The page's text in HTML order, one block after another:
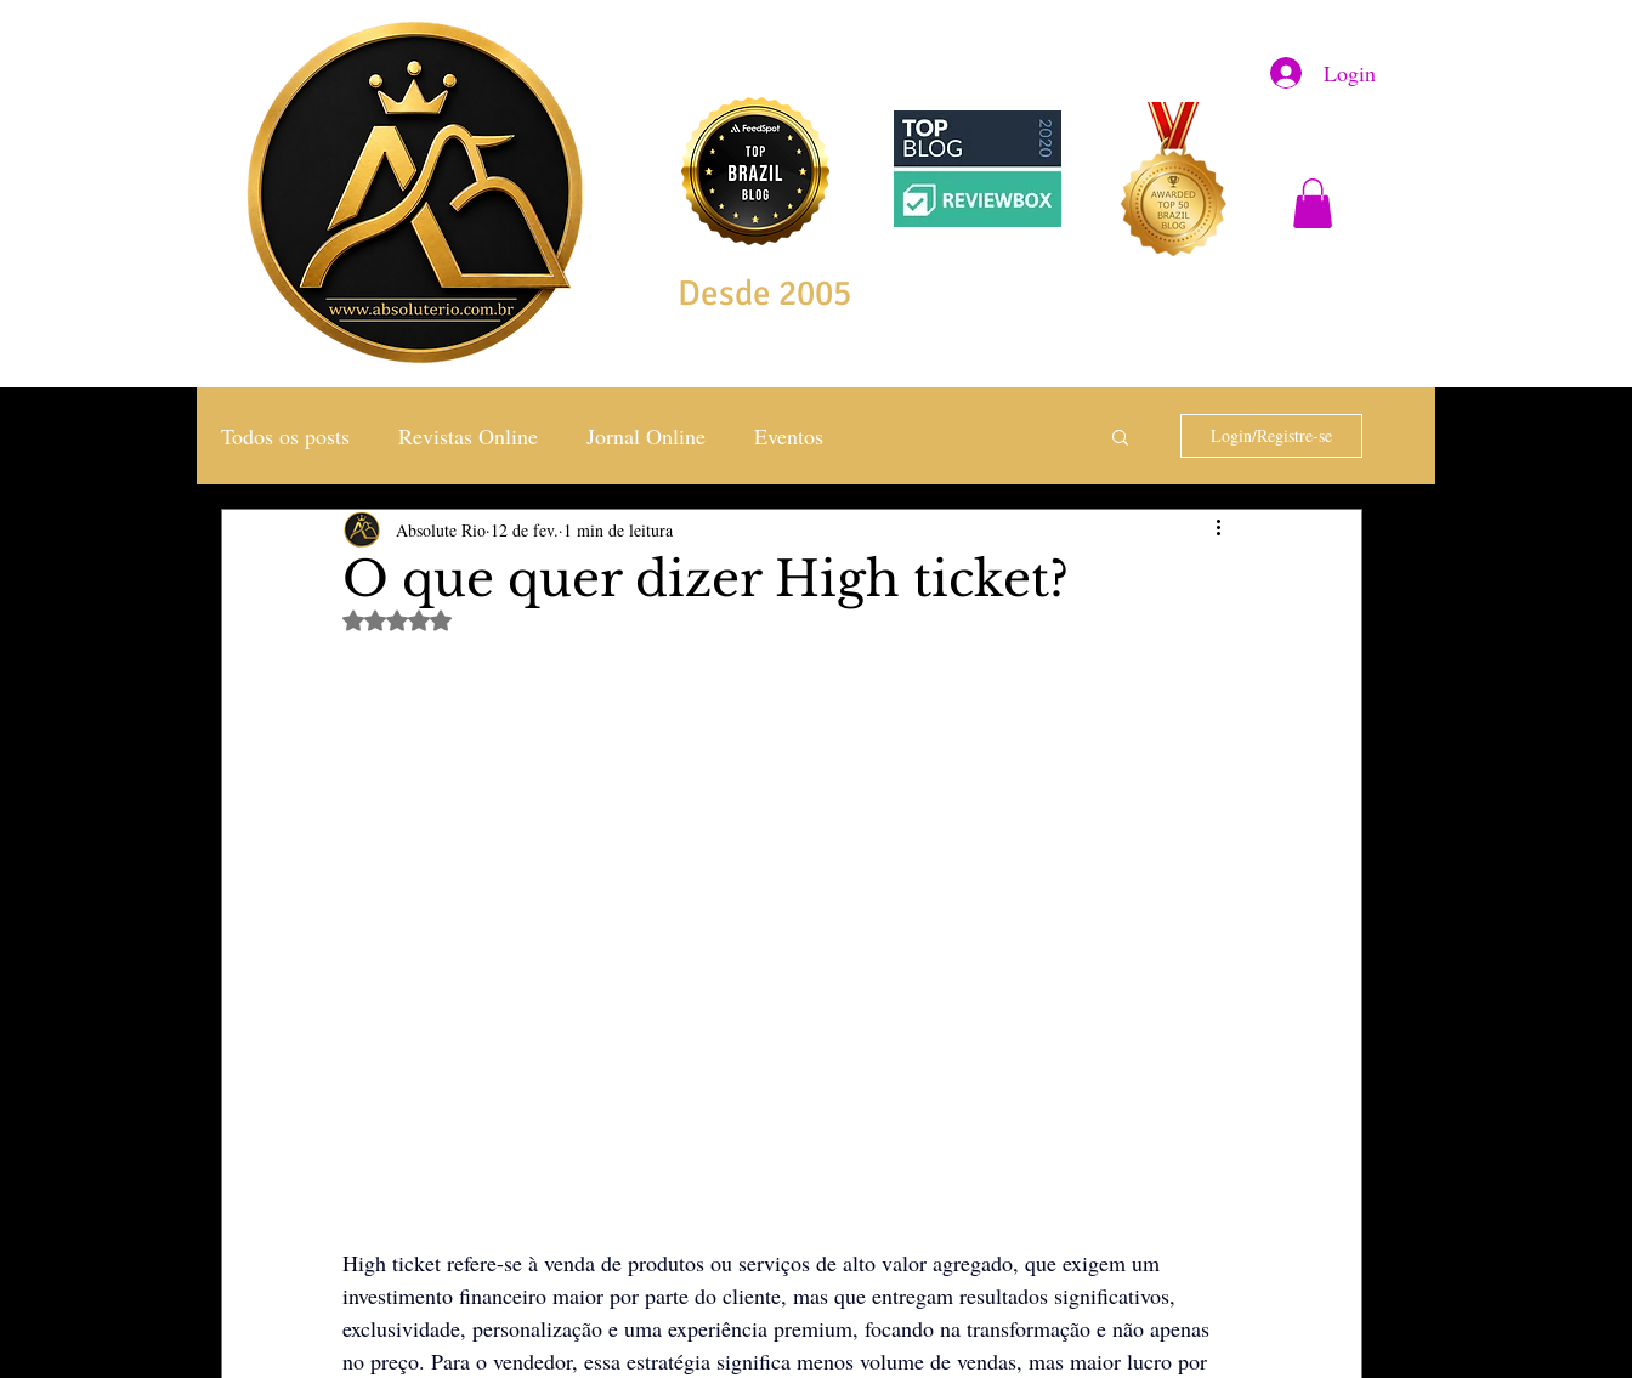
Login
Desde 2005
Todos os posts Revistas Online Jornal Online Eventos
Gastronomia & Turismo Social & Estilos
TheVipClubBusiness
Login/Registre-se
O que quer dizer High ticket?
Absolute Rio 12 de fev. 1 min de leitura
Avaliado com NaN de 5 estrelas.
High ticket refere-se à venda de produtos ou serviços de alto valor agregado, que exigem um
investimento financeiro maior por parte do cliente, mas que entregam resultados significativos,
exclusividade, personalização e uma experiência premium, focando na transformação e não apenas
no preço. Para o vendedor, essa estratégia significa menos volume de vendas, mas maior lucro por